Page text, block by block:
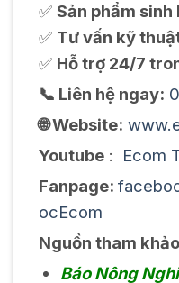
✅ Sản phẩm
✅ Tư vấn kỹ
✅ Hỗ trợ 24/7
📞 Liên hệ ngay:
🌐 Website:
Youtube:
Ecom
Fanpage:
ocEcom
Nguồn tham
Báo Nông